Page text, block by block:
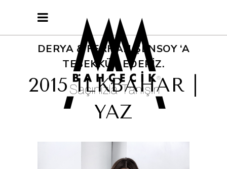
DERYA & FERHAN ŞENSOY ‘A
TEŞEKKÜR EDERIZ.
2015 İLKBAHAR |
YAZ